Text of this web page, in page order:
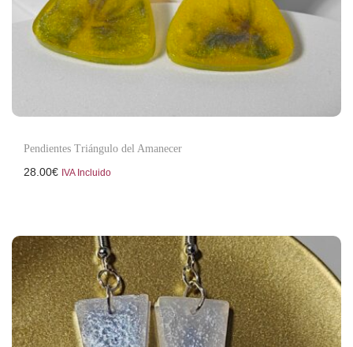
Pendientes Triángulo del Amanecer
28.00€ IVA Incluido